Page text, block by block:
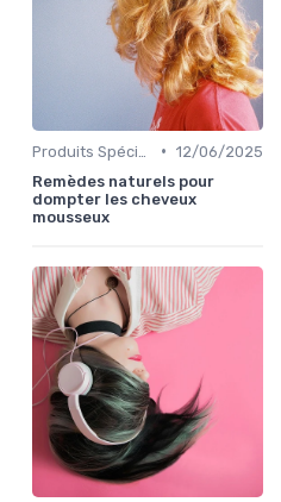
• 12/06/2025
Remèdes naturels pour
dompter les cheveux
mousseux